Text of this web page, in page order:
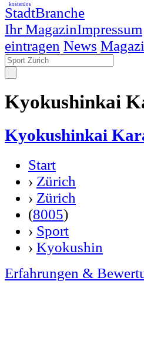
StadtBranche
Ihr MagazinImpressum
kostenlos
eintragen News
Kyokushinkai
Kyokushinkai
Start
› Zürich
› Zürich
(8005)
› Sport
› Kyokushin
Erfahrungen &